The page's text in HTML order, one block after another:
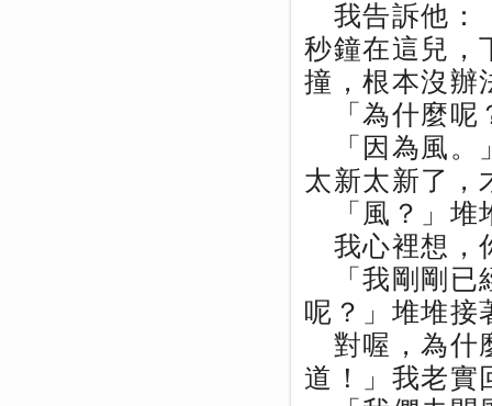
我告訴他：
秒鐘在這兒，
撞，根本沒辦
「為什麼呢
「因為風。
太新太新了，
「風？」堆
我心裡想，
「我剛剛已
呢？」堆堆接
對喔，為什
道！」我老實